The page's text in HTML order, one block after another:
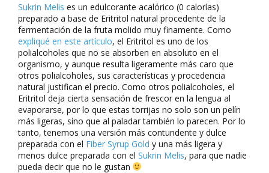
Sukrin Melis es un edulcorante acalórico (0 calorías)
preparado a base de Eritritol natural procedente de la
fermentación de la fruta molido muy finamente. Como
expliqué en este artículo, el Eritritol es uno de los
polialcoholes que no se absorben en absoluto en el
organismo, y aunque resulta ligeramente más caro que
otros polialcoholes, sus características y procedencia
natural justifican el precio. Como otros polialcoholes, el
Eritritol deja cierta sensación de frescor en la lengua al
evaporarse, por lo que estas torrijas no solo son un pelín
más ligeras, sino que al paladar también lo parecen. Por lo
tanto, tenemos una versión más contundente y dulce
preparada con el Fiber Syrup Gold y una más ligera y
menos dulce preparada con el Sukrin Melis, para que nadie
pueda decir que no le gustan